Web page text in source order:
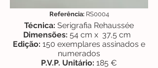
Referência:RS0004
Técnica: Serigrafia Rehaussée
Dimensões: 54 cm x 37,5 cm
Edição: 150 exemplares assinados e
numerados
P.V.P. Unitário: 185 €